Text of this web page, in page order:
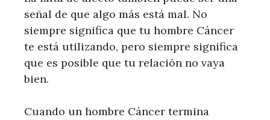
señal de que algo más está mal. No
siempre significa que tu hombre Cáncer
te está utilizando, pero siempre significa
que es posible que tu relación no vaya
bien.
Cuando un hombre Cáncer termina